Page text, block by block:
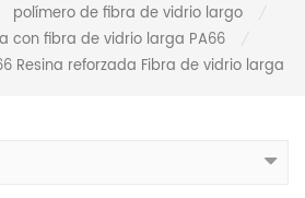
polímero de fibra de vidrio largo
con fibra de vidrio larga PA66
Resina reforzada Fibra de vidrio larga